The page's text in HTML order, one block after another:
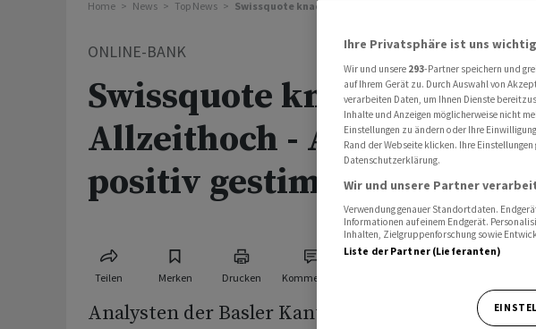
Home News Top News Swissquote knackt neues Allzeithoch - Analysten positiv
ONLINE-BANK
Swissquote knackt neues
Allzeithoch - Analysten
positiv gestimmt
Teilen Merken Drucken Kommentare
Analysten der Basler Kantonalbank sind äusserts
Ihre Privatsphäre ist uns wichtig
Wir und unsere 293-Partner speichern und
auf Ihrem Gerät zu. Durch Auswahl von
verarbeiten Daten, um Ihnen Dienste
Inhalte und Anzeigen möglicherweise nicht
Einstellungen zu ändern oder Ihre
Rand der Webseite klicken. Ihre
Datenschutzerklärung.
Wir und unsere Partner
Verwendung genauer Standortdaten.
Informationen auf einem Endgerät.
Inhalten, Zielgruppenforschung sowie
Liste der Partner (Lieferanten)